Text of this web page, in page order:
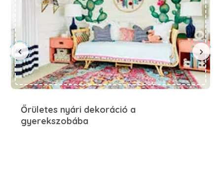
Őrületes nyári dekoráció a
gyerekszobába